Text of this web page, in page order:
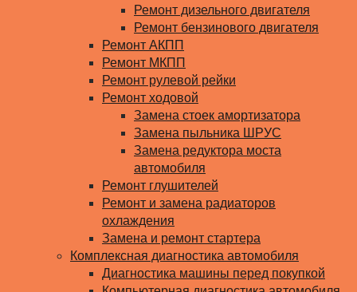
Ремонт дизельного двигателя
Ремонт бензинового двигателя
Ремонт АКПП
Ремонт МКПП
Ремонт рулевой рейки
Ремонт ходовой
Замена стоек амортизатора
Замена пыльника ШРУС
Замена редуктора моста
автомобиля
Ремонт глушителей
Ремонт и замена радиаторов
охлаждения
Замена и ремонт стартера
Комплексная диагностика автомобиля
Диагностика машины перед покупкой